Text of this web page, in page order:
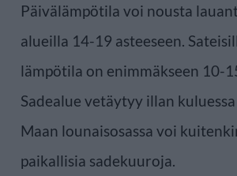
Päivälämpötila voi nousta
alueilla 14-19 asteeseen.
lämpötila on enimmäkseen 10-
Sadealue vetäytyy illan
Maan lounaisosassa voi
paikallisia sadekuuroja.